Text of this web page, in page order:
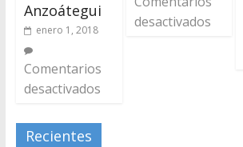
Anzoátegui
enero 1, 2018
Comentarios
desactivados
desactivados
Recientes